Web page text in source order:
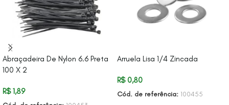
Abraçadeira De Nylon 6.6 Preta
100 X 2
R$1,89
Arruela Lisa 1/4 Zincada
R$0,80
Cód. de referência: 100455